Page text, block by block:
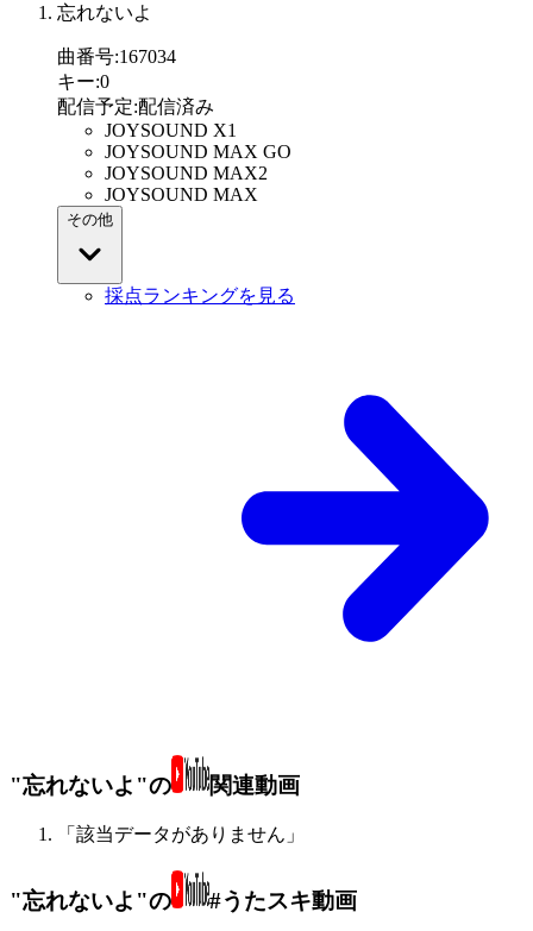
忘れないよ
曲番号:167034
キー:0
配信予定:配信済み
JOYSOUND X1
JOYSOUND MAX GO
JOYSOUND MAX2
JOYSOUND MAX
その他
採点ランキングを見る
"忘れないよ"の 関連動画
「該当データがありません」
"忘れないよ"の #うたスキ動画